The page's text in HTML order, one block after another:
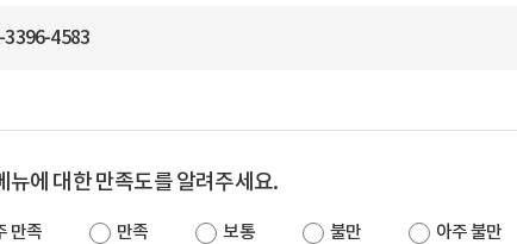
3396-4583
뉴에 대한 만족도를 알려주세요.
만족 만족 보통 불만 아주 불만